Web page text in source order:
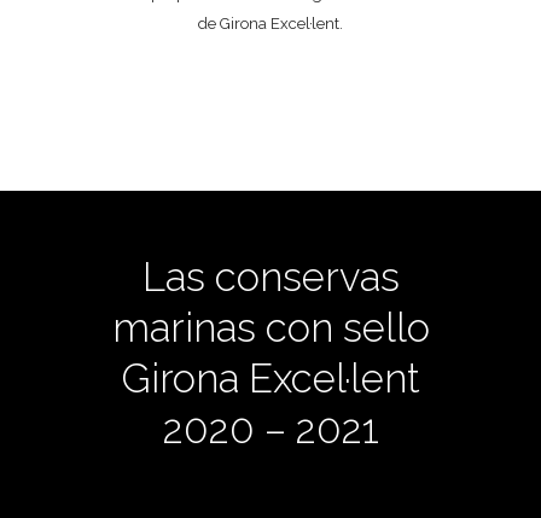
de Girona Excel·lent.
Las conservas
marinas con sello
Girona Excel·lent
2020 – 2021